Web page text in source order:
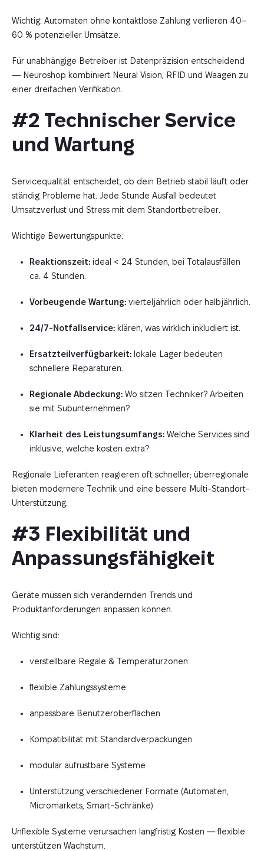
Wichtig: Automaten ohne kontaktlose Zahlung verlieren 40–
60 % potenzieller Umsätze.
Für unabhängige Betreiber ist Datenpräzision entscheidend
— Neuroshop kombiniert Neural Vision, RFID und Waagen zu
einer dreifachen Verifikation.
#2 Technischer Service
und Wartung
Servicequalität entscheidet, ob dein Betrieb stabil läuft oder
ständig Probleme hat. Jede Stunde Ausfall bedeutet
Umsatzverlust und Stress mit dem Standortbetreiber.
Wichtige Bewertungspunkte:
Reaktionszeit: ideal < 24 Stunden, bei Totalausfällen
ca. 4 Stunden.
Vorbeugende Wartung: vierteljährlich oder halbjährlich.
24/7-Notfallservice: klären, was wirklich inkludiert ist.
Ersatzteilverfügbarkeit: lokale Lager bedeuten
schnellere Reparaturen.
Regionale Abdeckung: Wo sitzen Techniker? Arbeiten
sie mit Subunternehmen?
Klarheit des Leistungsumfangs: Welche Services sind
inklusive, welche kosten extra?
Regionale Lieferanten reagieren oft schneller; überregionale
bieten modernere Technik und eine bessere Multi-Standort-
Unterstützung.
#3 Flexibilität und
Anpassungsfähigkeit
Geräte müssen sich verändernden Trends und
Produktanforderungen anpassen können.
Wichtig sind:
verstellbare Regale & Temperaturzonen
flexible Zahlungssysteme
anpassbare Benutzeroberflächen
Kompatibilität mit Standardverpackungen
modular aufrüstbare Systeme
Unterstützung verschiedener Formate (Automaten,
Micromarkets, Smart-Schränke)
Unflexible Systeme verursachen langfristig Kosten — flexible
unterstützen Wachstum.